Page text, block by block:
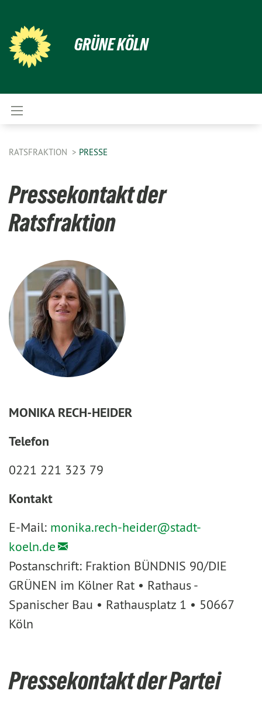
GRÜNE KÖLN
RATSFRAKTION PRESSE
Pressekontakt der
Ratsfraktion
MONIKA RECH-HEIDER
Telefon
0221 221 323 79
Kontakt
E-Mail: monika.rech-heider@stadt-
koeln.de
Postanschrift: Fraktion BÜNDNIS 90/DIE
GRÜNEN im Kölner Rat • Rathaus -
Spanischer Bau • Rathausplatz 1 • 50667
Köln
Pressekontakt der Partei